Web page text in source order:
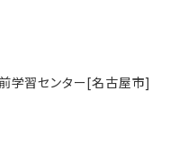
学習センター[名古屋市]